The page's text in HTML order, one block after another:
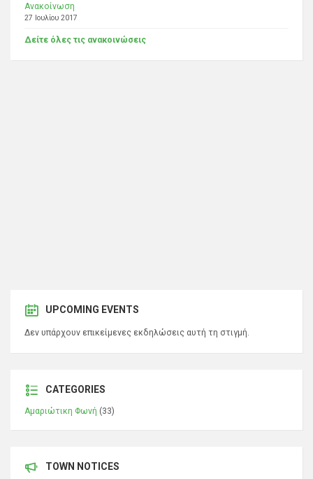
Ανακοίνωση
27 Ιουλίου 2017
Δείτε όλες τις ανακοινώσεις
UPCOMING EVENTS
Δεν υπάρχουν επικείμενες εκδηλώσεις αυτή τη στιγμή.
CATEGORIES
Αμαριώτικη Φωνή (33)
TOWN NOTICES